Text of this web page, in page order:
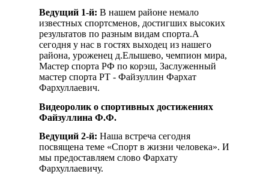
Ведущий 1-й: В нашем районе немало
известных спортсменов, достигших высоких
результатов по разным видам спорта.А
сегодня у нас в гостях выходец из нашего
района, уроженец д.Елышево, чемпион мира,
Мастер спорта РФ по корэш, Заслуженный
мастер спорта РТ - Файзуллин Фархат
Фархуллаевич.
Видеоролик о спортивных достижениях
Файзуллина Ф.Ф.
Ведущий 2-й: Наша встреча сегодня
посвящена теме «Спорт в жизни человека». И
мы предоставляем слово Фархату
Фархуллаевичу.